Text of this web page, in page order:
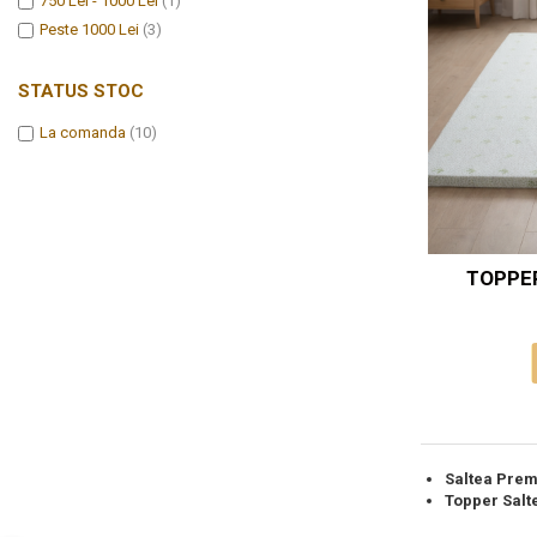
Pritectii saltele Matlasate
Fete de masa
Peste 1000 Lei (3)
STATUS STOC
La comanda (10)
Saltea
Topper